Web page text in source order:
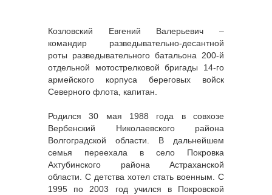
Козловский Евгений Валерьевич –
командир разведывательно-десантной
роты разведывательного батальона 200-й
отдельной мотострелковой бригады 14-го
армейского корпуса береговых войск
Северного флота, капитан.
Родился 30 мая 1988 года в совхозе
Вербенский Николаевского района
Волгоградской области. В дальнейшем
семья переехала в село Покровка
Ахтубинского района Астраханской
области. С детства хотел стать военным. С
1995 по 2003 год учился в Покровской